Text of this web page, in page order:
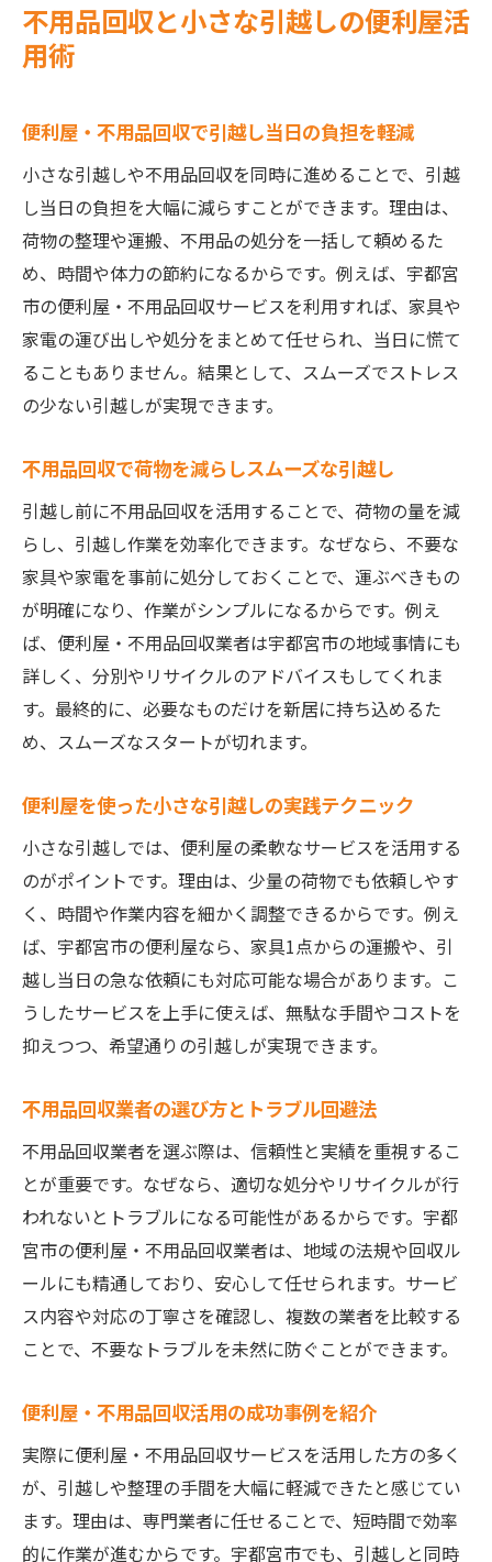
不用品回収と小さな引越しの便利屋活
用術
便利屋・不用品回収で引越し当日の負担を軽減
小さな引越しや不用品回収を同時に進めることで、引越
し当日の負担を大幅に減らすことができます。理由は、
荷物の整理や運搬、不用品の処分を一括して頼めるた
め、時間や体力の節約になるからです。例えば、宇都宮
市の便利屋・不用品回収サービスを利用すれば、家具や
家電の運び出しや処分をまとめて任せられ、当日に慌て
ることもありません。結果として、スムーズでストレス
の少ない引越しが実現できます。
不用品回収で荷物を減らしスムーズな引越し
引越し前に不用品回収を活用することで、荷物の量を減
らし、引越し作業を効率化できます。なぜなら、不要な
家具や家電を事前に処分しておくことで、運ぶべきもの
が明確になり、作業がシンプルになるからです。例え
ば、便利屋・不用品回収業者は宇都宮市の地域事情にも
詳しく、分別やリサイクルのアドバイスもしてくれま
す。最終的に、必要なものだけを新居に持ち込めるた
め、スムーズなスタートが切れます。
便利屋を使った小さな引越しの実践テクニック
小さな引越しでは、便利屋の柔軟なサービスを活用する
のがポイントです。理由は、少量の荷物でも依頼しやす
く、時間や作業内容を細かく調整できるからです。例え
ば、宇都宮市の便利屋なら、家具1点からの運搬や、引
越し当日の急な依頼にも対応可能な場合があります。こ
うしたサービスを上手に使えば、無駄な手間やコストを
抑えつつ、希望通りの引越しが実現できます。
不用品回収業者の選び方とトラブル回避法
不用品回収業者を選ぶ際は、信頼性と実績を重視するこ
とが重要です。なぜなら、適切な処分やリサイクルが行
われないとトラブルになる可能性があるからです。宇都
宮市の便利屋・不用品回収業者は、地域の法規や回収ル
ールにも精通しており、安心して任せられます。サービ
ス内容や対応の丁寧さを確認し、複数の業者を比較する
ことで、不要なトラブルを未然に防ぐことができます。
便利屋・不用品回収活用の成功事例を紹介
実際に便利屋・不用品回収サービスを活用した方の多く
が、引越しや整理の手間を大幅に軽減できたと感じてい
ます。理由は、専門業者に任せることで、短時間で効率
的に作業が進むからです。宇都宮市でも、引越しと同時